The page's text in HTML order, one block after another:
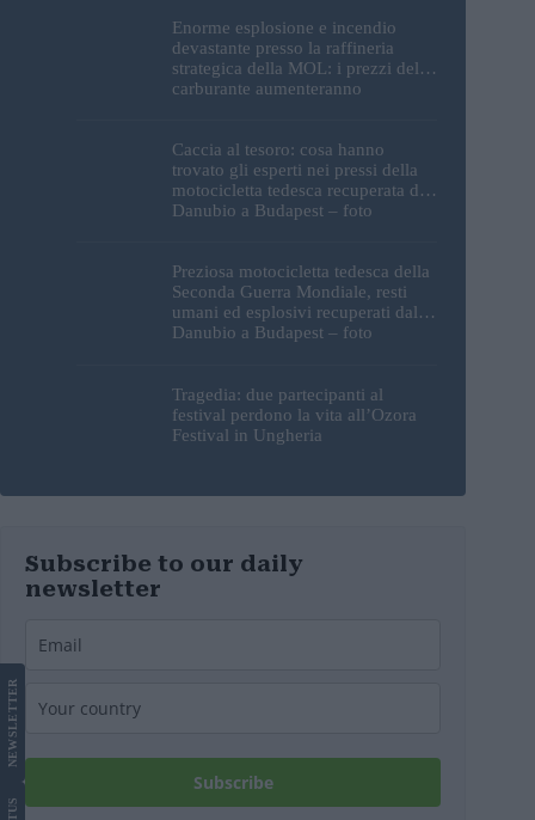
Enorme esplosione e incendio
devastante presso la raffineria
strategica della MOL: i prezzi del
carburante aumenteranno
Caccia al tesoro: cosa hanno
trovato gli esperti nei pressi della
motocicletta tedesca recuperata dal
Danubio a Budapest – foto
Preziosa motocicletta tedesca della
Seconda Guerra Mondiale, resti
umani ed esplosivi recuperati dal
Danubio a Budapest – foto
Tragedia: due partecipanti al
festival perdono la vita all’Ozora
Festival in Ungheria
Subscribe to our daily
newsletter
Subscribe
US
NEWS
LETTER